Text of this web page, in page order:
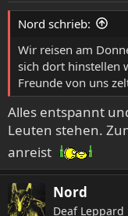
Nord schrieb:
Wir reisen am
sich dort hinstellen
Freunde von uns
Alles entspannt
Leuten stehen.
anreist
Nord
Deaf Leppard